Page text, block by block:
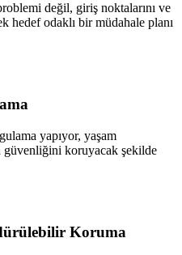
değil, giriş noktalarını ve
hedef odaklı bir müdahale planı
yapıyor, yaşam
güvenliğini koruyacak şekilde
Koruma